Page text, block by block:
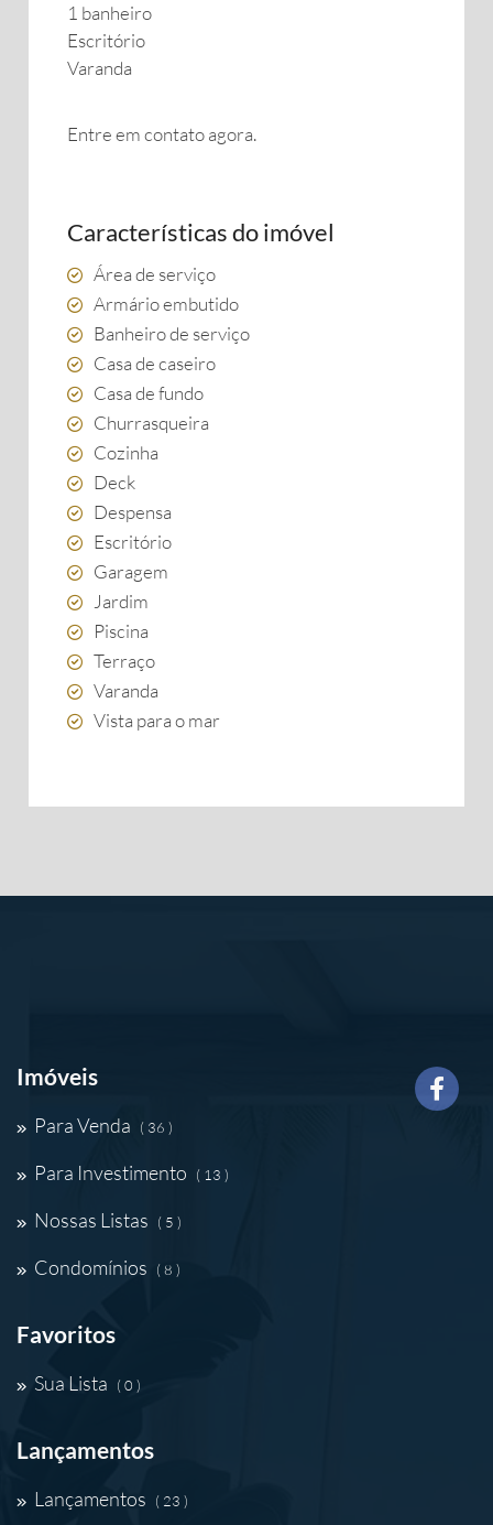
1 banheiro
Escritório
Varanda
Entre em contato agora.
Características do imóvel
Área de serviço
Armário embutido
Banheiro de serviço
Casa de caseiro
Casa de fundo
Churrasqueira
Cozinha
Deck
Despensa
Escritório
Garagem
Jardim
Piscina
Terraço
Varanda
Vista para o mar
Imóveis
Para Venda ( 36 )
Para Investimento ( 13 )
Nossas Listas ( 5 )
Condomínios ( 8 )
Favoritos
Sua Lista ( 0 )
Lançamentos
Lançamentos ( 23 )